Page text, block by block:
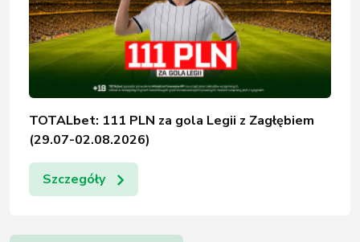
TOTALbet: 111 PLN za gola Legii z Zagłębiem
(29.07-02.08.2026)
Szczegóły